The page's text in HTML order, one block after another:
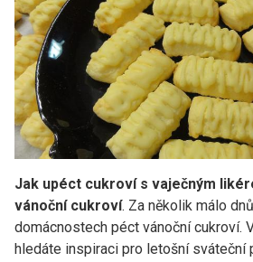
Jak upéct cukroví s vaječným
vánoční cukroví. Za několik málo
domácnostech péct vánoční cukroví.
hledáte inspiraci pro letošní sváteční